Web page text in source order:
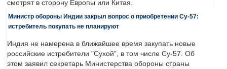
смотрят в сторону Европы или Китая.
Министр обороны Индии закрыл вопрос о приобретении Су-57:
истребитель покупать не планируют
Индия не намерена в ближайшее время закупать новые
российские истребители "Сухой", в том числе Су-57. Об
этом заявил секретарь Министерства обороны страны